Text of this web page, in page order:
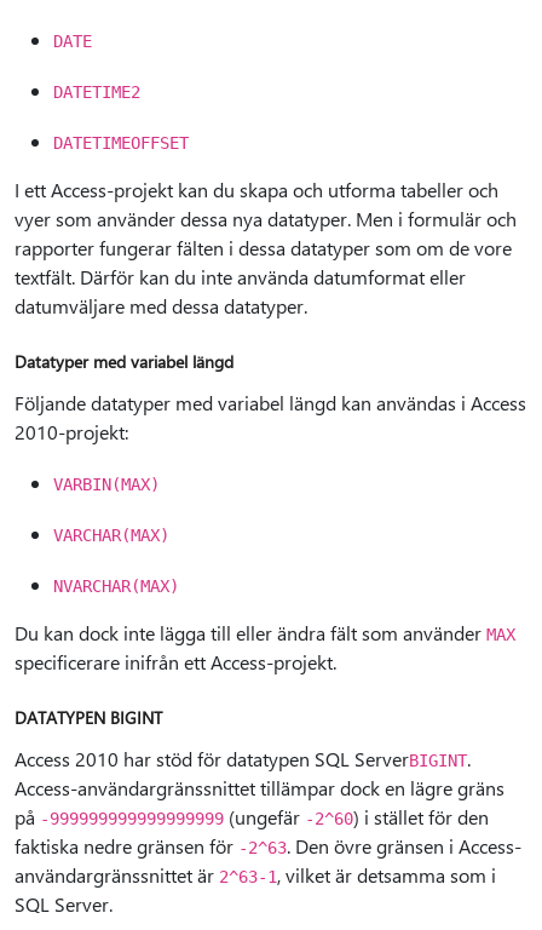
DATE
DATETIME2
DATETIMEOFFSET
I ett Access-projekt kan du skapa och utforma tabeller och
vyer som använder dessa nya datatyper. Men i formulär och
rapporter fungerar fälten i dessa datatyper som om de vore
textfält. Därför kan du inte använda datumformat eller
datumväljare med dessa datatyper.
Datatyper med variabel längd
Följande datatyper med variabel längd kan användas i Access
2010-projekt:
VARBIN(MAX)
VARCHAR(MAX)
NVARCHAR(MAX)
Du kan dock inte lägga till eller ändra fält som använder MAX
specificerare inifrån ett Access-projekt.
DATATYPEN BIGINT
Access 2010 har stöd för datatypen SQL ServerBIGINT.
Access-användargränssnittet tillämpar dock en lägre gräns
på -999999999999999999 (ungefär -2^60) i stället för den
faktiska nedre gränsen för -2^63. Den övre gränsen i Access-
användargränssnittet är 2^63-1, vilket är detsamma som i
SQL Server.